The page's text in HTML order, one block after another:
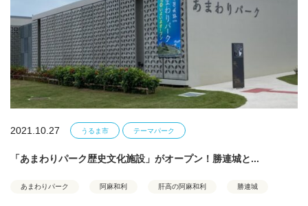
2021.10.27 うるま市 テーマパーク
「あまわりパーク歴史文化施設」がオープン！勝連城と...
あまわりパーク 阿麻和利 肝高の阿麻和利 勝連城